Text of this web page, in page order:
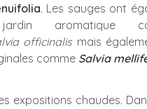
. Les sauges ont
aromatique
officinalis mais
comme Salvia
expositions chaudes.